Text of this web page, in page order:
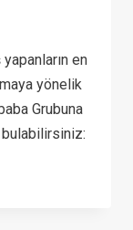
en
yönelik
Grubuna